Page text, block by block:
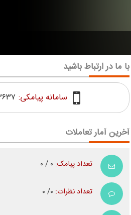
با ما در ارتباط باشید
سامانه پیامکی:
آخرین آمار تعاملات
تعداد پیامک:
تعداد نظرات: